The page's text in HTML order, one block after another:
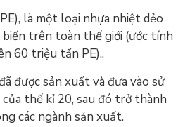
là một loại nhựa nhiệt dẻo
trên toàn thế giới (ước tính
60 triệu tấn PE)..
được sản xuất và đưa vào sử
thế kỉ 20, sau đó trở thành
các ngành sản xuất.